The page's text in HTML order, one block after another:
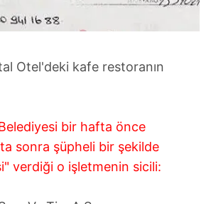
Otel'deki kafe restoranın
bir hafta önce
sonra şüpheli bir şekilde
verdiği o işletmenin sicili: